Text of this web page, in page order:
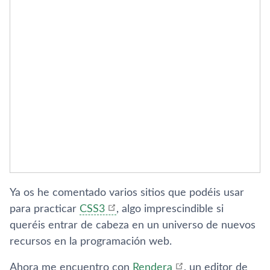
Ya os he comentado varios sitios que podéis usar
para practicar CSS3
, algo imprescindible si
queréis entrar de cabeza en un universo de nuevos
recursos en la programación web.
Ahora me encuentro con Rendera , un editor de